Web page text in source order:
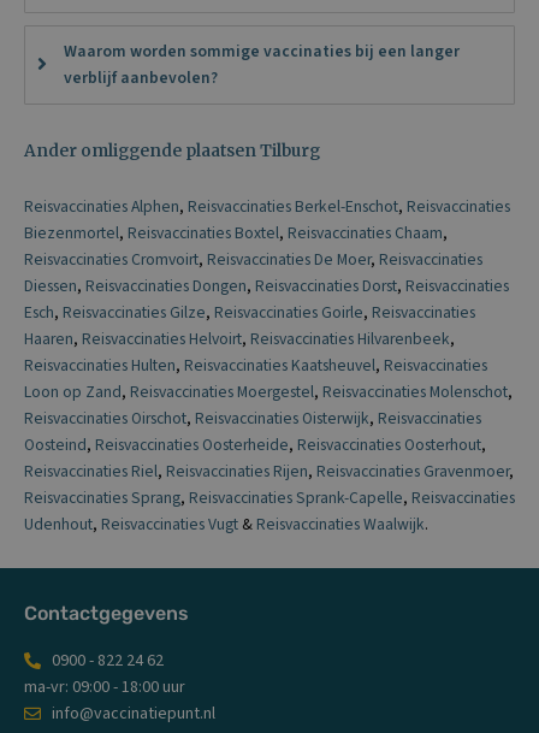
Waarom worden sommige vaccinaties bij een langer
verblijf aanbevolen?
Ander omliggende plaatsen Tilburg
Reisvaccinaties Alphen, Reisvaccinaties Berkel-Enschot, Reisvaccinaties
Biezenmortel, Reisvaccinaties Boxtel, Reisvaccinaties Chaam,
Reisvaccinaties Cromvoirt, Reisvaccinaties De Moer, Reisvaccinaties
Diessen, Reisvaccinaties Dongen, Reisvaccinaties Dorst, Reisvaccinaties
Esch, Reisvaccinaties Gilze, Reisvaccinaties Goirle, Reisvaccinaties
Haaren, Reisvaccinaties Helvoirt, Reisvaccinaties Hilvarenbeek,
Reisvaccinaties Hulten, Reisvaccinaties Kaatsheuvel, Reisvaccinaties
Loon op Zand, Reisvaccinaties Moergestel, Reisvaccinaties Molenschot,
Reisvaccinaties Oirschot, Reisvaccinaties Oisterwijk, Reisvaccinaties
Oosteind, Reisvaccinaties Oosterheide, Reisvaccinaties Oosterhout,
Reisvaccinaties Riel, Reisvaccinaties Rijen, Reisvaccinaties Gravenmoer,
Reisvaccinaties Sprang, Reisvaccinaties Sprank-Capelle, Reisvaccinaties
Udenhout, Reisvaccinaties Vugt & Reisvaccinaties Waalwijk.
Contactgegevens
0900 - 822 24 62
ma-vr: 09:00 - 18:00 uur
info@vaccinatiepunt.nl